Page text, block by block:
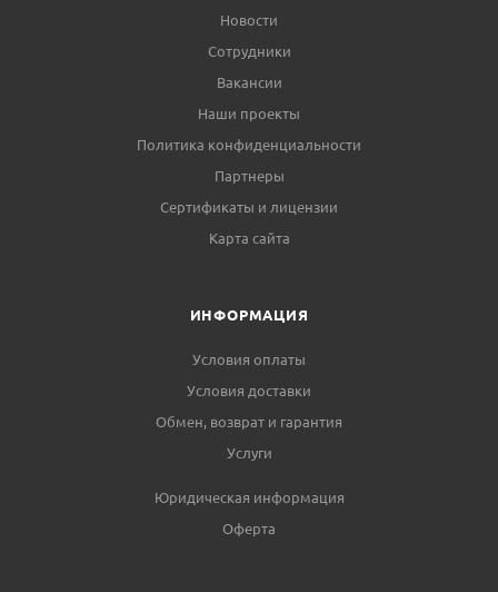
Новости
Сотрудники
Вакансии
Наши проекты
Политика конфиденциальности
Партнеры
Сертификаты и лицензии
Карта сайта
ИНФОРМАЦИЯ
Условия оплаты
Условия доставки
Обмен, возврат и гарантия
Услуги
Юридическая информация
Оферта